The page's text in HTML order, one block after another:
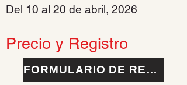
Del 10 al 20 de abril, 2026
Precio y Registro
FORMULARIO DE REGISTRO